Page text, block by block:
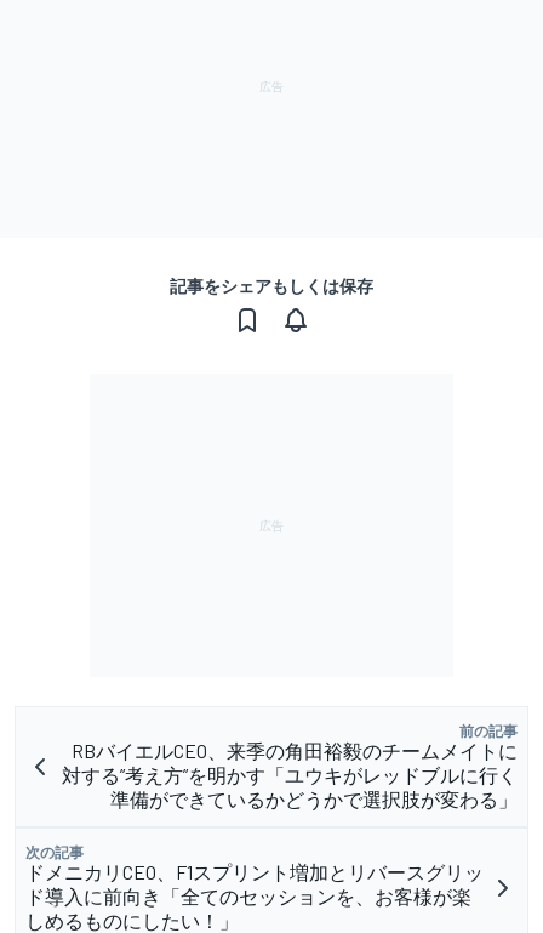
記事をシェアもしくは保存
前の記事
RBバイエルCEO、来季の角田裕毅のチームメイトに
対する”考え方”を明かす「ユウキがレッドブルに行く
準備ができているかどうかで選択肢が変わる」
次の記事
ドメニカリCEO、F1スプリント増加とリバースグリッ
ド導入に前向き「全てのセッションを、お客様が楽
しめるものにしたい！」